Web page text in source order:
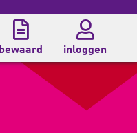
bewaard inloggen